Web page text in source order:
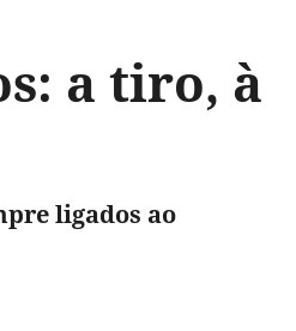
a tiro, à
ligados ao